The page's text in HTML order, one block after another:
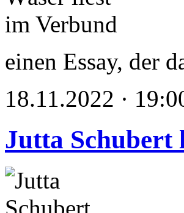
einen Essay, der
18.11.2022 ·
Jutta Schubert